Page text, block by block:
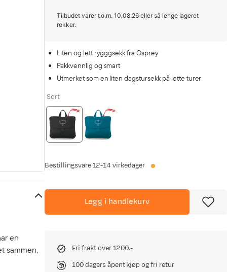
en
sammen,
Tilbudet varer t.o.m. 10.08.26 eller så lenge lageret
rekker.
Liten og lett rygggsekk fra Osprey
Pakkvennlig og smart
Utmerket som en liten dagstursekk på lette turer
Sort
Bestillingsvare 12-14 virkedager
Legg i handlekurv
Fri frakt over 1200,-
100 dagers åpent kjøp og fri retur